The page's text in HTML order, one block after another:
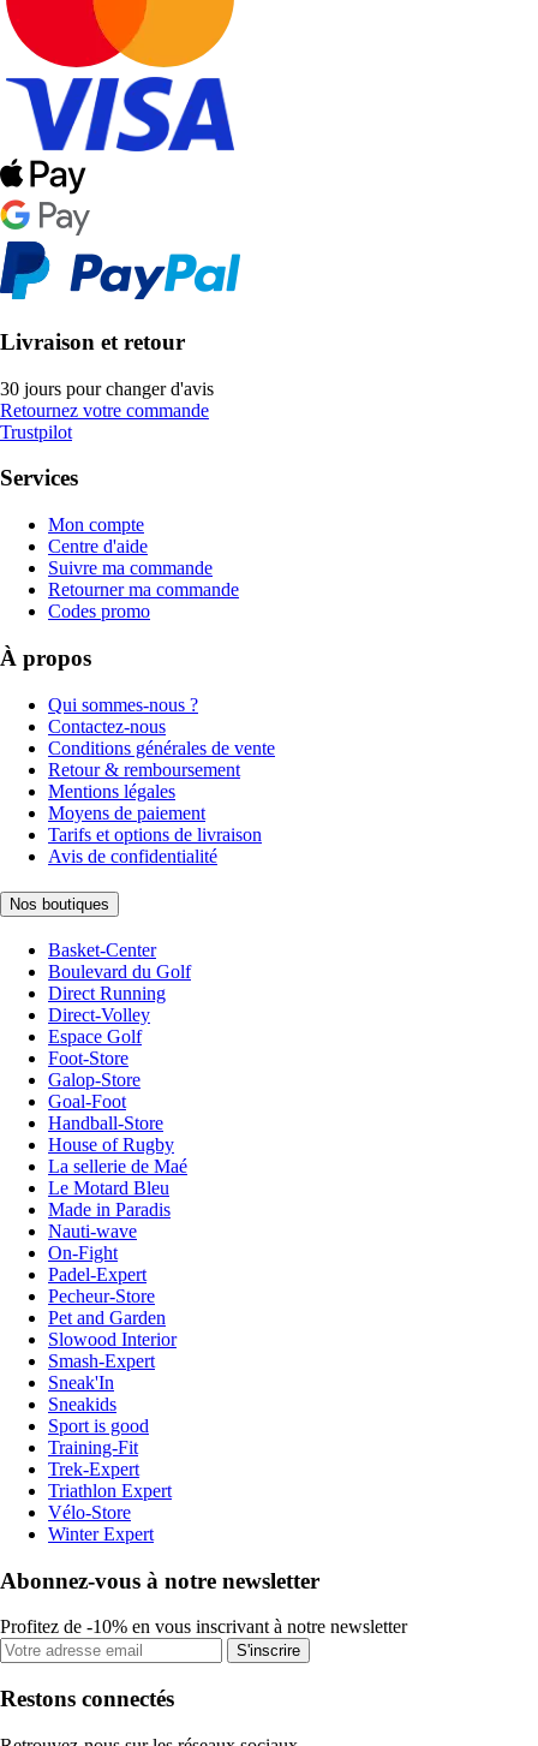
Livraison et retour
30 jours pour changer d'avis
Retournez votre commande
Trustpilot
Services
Mon compte
Centre d'aide
Suivre ma commande
Retourner ma commande
Codes promo
À propos
Qui sommes-nous ?
Contactez-nous
Conditions générales de vente
Retour & remboursement
Mentions légales
Moyens de paiement
Tarifs et options de livraison
Avis de confidentialité
Nos boutiques
Basket-Center
Boulevard du Golf
Direct Running
Direct-Volley
Espace Golf
Foot-Store
Galop-Store
Goal-Foot
Handball-Store
House of Rugby
La sellerie de Maé
Le Motard Bleu
Made in Paradis
Nauti-wave
On-Fight
Padel-Expert
Pecheur-Store
Pet and Garden
Slowood Interior
Smash-Expert
Sneak'In
Sneakids
Sport is good
Training-Fit
Trek-Expert
Triathlon Expert
Vélo-Store
Winter Expert
Abonnez-vous à notre newsletter
Profitez de -10% en vous inscrivant à notre newsletter
S'inscrire
Restons connectés